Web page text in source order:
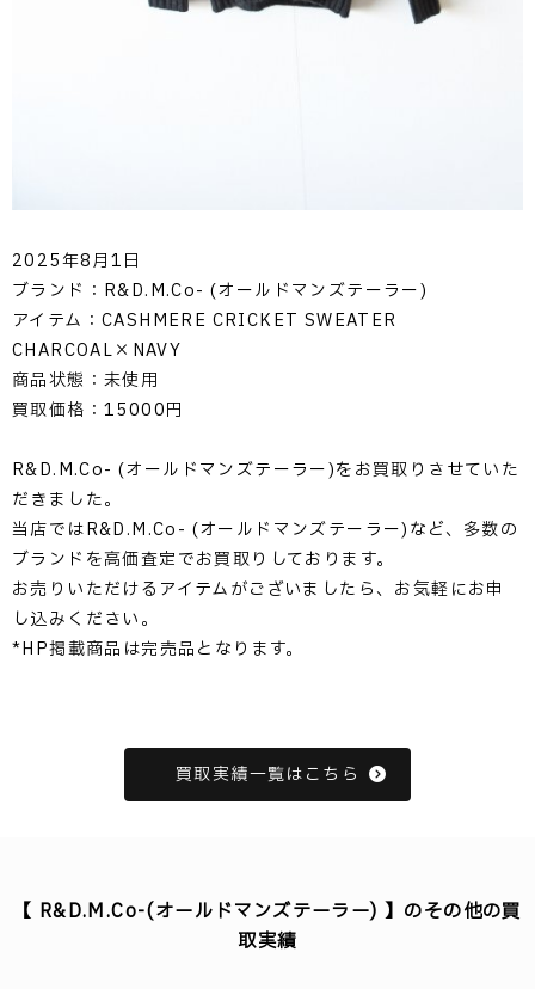
2025年8月1日
ブランド：R&D.M.Co- (オールドマンズテーラー)
アイテム：CASHMERE CRICKET SWEATER
CHARCOAL×NAVY
商品状態：未使用
買取価格：15000円
R&D.M.Co- (オールドマンズテーラー)をお買取りさせていた
だきました。
当店ではR&D.M.Co- (オールドマンズテーラー)など、多数の
ブランドを高価査定でお買取りしております。
お売りいただけるアイテムがございましたら、お気軽にお申
し込みください。
*HP掲載商品は完売品となります。
買取実績一覧はこちら
【 R&D.M.Co-(オールドマンズテーラー) 】のその他の買
取実績